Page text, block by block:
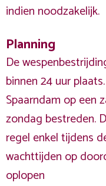
indien noodzakelijk.
Planning
De
binnen 24 uur
Spaarndam op een
zondag bestreden.
regel enkel tijdens
wachttijden op
oplopen